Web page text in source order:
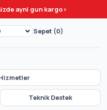
ayni gun kargo>
Teknik Destek
Sepet (0)